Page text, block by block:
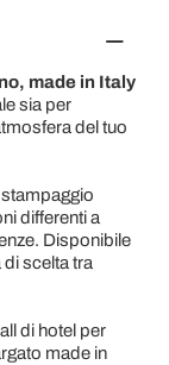
made in Italy
sia per
del tuo
differenti a
Disponibile
scelta tra
di hotel per
made in